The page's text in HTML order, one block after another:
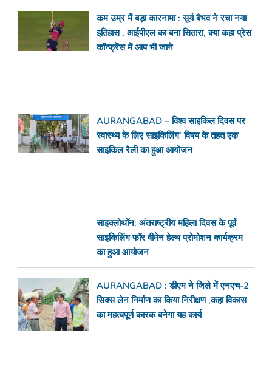
कम उम्र में बड़ा कारनामा : सूर्य बैभव ने रचा नया
इतिहास , आईपीएल का बना सितारा, क्या कहा प्रेस
कॉन्फ्रेंस में आप भी जाने
AURANGABAD – विश्व साइकिल दिवस पर
स्वास्थ्य के लिए साइकिलिंग’ विषय के तहत एक
साइकिल रैली का हुआ आयोजन
साइक्लोथॉन: अंतराष्ट्रीय महिला दिवस के पूर्व
साइकिलिंग फॉर वीमेन हेल्थ प्रोमोशन कार्यक्रम
का हुआ आयोजन
AURANGABAD : डीएम ने जिले में एनएच-2
सिक्स लेन निर्माण का किया निरीक्षण ,कहा विकास
का महत्वपूर्ण कारक बनेगा यह कार्य